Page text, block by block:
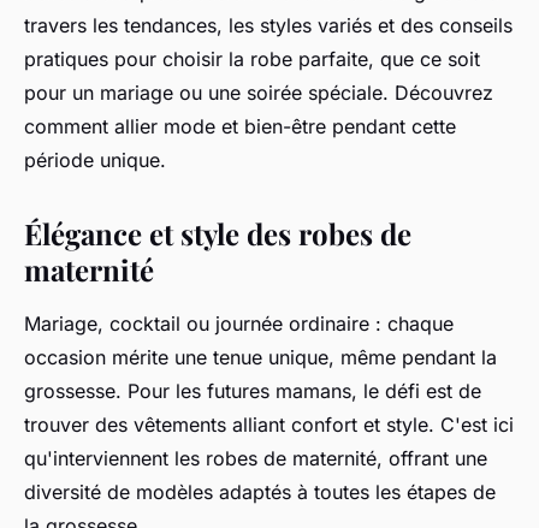
travers les tendances, les styles variés et des conseils
pratiques pour choisir la robe parfaite, que ce soit
pour un mariage ou une soirée spéciale. Découvrez
comment allier mode et bien-être pendant cette
période unique.
Élégance et style des robes de
maternité
Mariage, cocktail ou journée ordinaire : chaque
occasion mérite une tenue unique, même pendant la
grossesse. Pour les futures mamans, le défi est de
trouver des vêtements alliant confort et style. C'est ici
qu'interviennent les robes de maternité, offrant une
diversité de modèles adaptés à toutes les étapes de